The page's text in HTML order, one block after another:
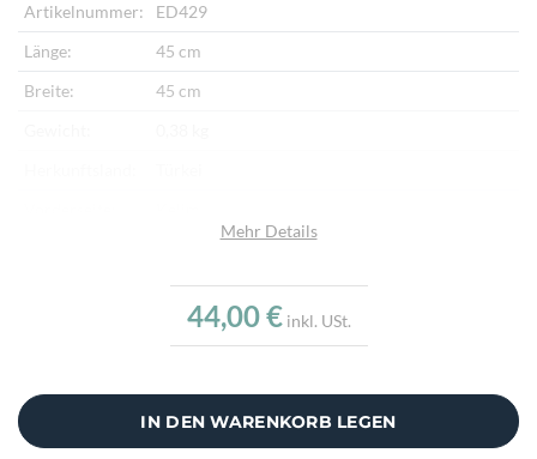
Artikelnummer:
ED429
Länge:
45 cm
Breite:
45 cm
Handgewebt, Handbestickt
Klassisches Kelimmotiv, Handgewebter Kelim,
Zusatzinfo:
Kissenhülle ohne Füllung
Mehr Details
44,00 € inkl. USt.
IN DEN WARENKORB LEGEN